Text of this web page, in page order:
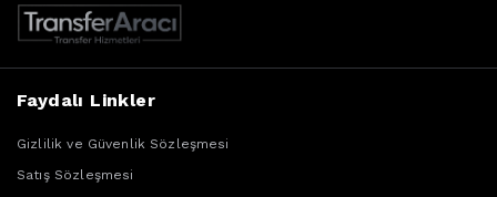
Faydalı Linkler
Gizlilik ve Güvenlik Sözleşmesi
Satış Sözleşmesi